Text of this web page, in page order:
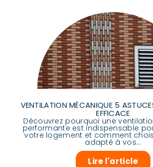
VENTILATION MÉCANIQUE 5
EFFICACE
Découvrez pourquoi une
performante est indispensable
votre logement et comment
adapté à vos...
Lire l'article